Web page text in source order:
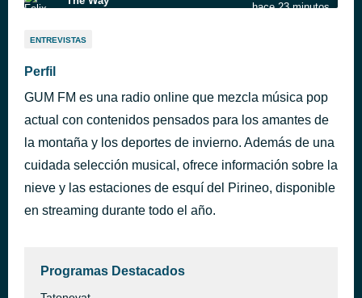
hace 23 minutos
Call Me Up
Lonely Man
Dash Berlin, Simon Ward
All Natural
Rita Ora
hace 42 minutos
ENTREVISTAS
Perfil
GUM FM es una radio online que mezcla música pop
actual con contenidos pensados para los amantes de
la montaña y los deportes de invierno. Además de una
cuidada selección musical, ofrece información sobre la
nieve y las estaciones de esquí del Pirineo, disponible
en streaming durante todo el año.
Programas Destacados